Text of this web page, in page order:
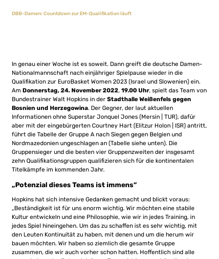
DBB-Damen: Countdown zur EM-Qualifikation läuft
In genau einer Woche ist es soweit. Dann greift die deutsche Damen-
Nationalmannschaft nach einjähriger Spielpause wieder in die
Qualifikation zur EuroBasket Women 2023 (Israel und Slowenien) ein.
Am Donnerstag, 24. November 2022, 19.00 Uhr, spielt das Team von
Bundestrainer Walt Hopkins in der Stadthalle Weißenfels gegen
Bosnien und Herzegowina. Der Gegner, der laut aktuellen
Informationen ohne Superstar Jonquel Jones (Mersin | TUR), dafür
aber mit der eingebürgerten Courtney Hart (Elitzur Holon | ISR) antritt,
führt die Tabelle der Gruppe A nach Siegen gegen Belgien und
Nordmazedonien ungeschlagen an (Tabelle siehe unten). Die
Gruppensieger und die besten vier Gruppenzweiten der insgesamt
zehn Qualifikationsgruppen qualifizieren sich für die kontinentalen
Titelkämpfe im kommenden Jahr.
„Potenzial dieses Teams ist immens“
Hopkins hat sich intensive Gedanken gemacht und blickt voraus:
„Beständigkeit ist für uns enorm wichtig. Wir möchten eine stabile
Kultur entwickeln und eine Philosophie, wie wir in jedes Training, in
jedes Spiel hineingehen. Um das zu schaffen ist es sehr wichtig, mit
den Leuten Kontinuität zu haben, mit denen und um die herum wir
bauen möchten. Wir haben so ziemlich die gesamte Gruppe
zusammen, die wir auch vorher schon hatten. Hoffentlich sind alle